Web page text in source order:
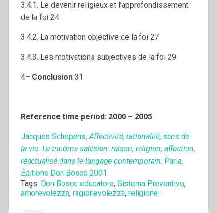
3.4.1. Le devenir reIigieux et l’approfondissement
de la foi 24
3.4.2. La motivation objective de la foi 27
3.4.3. Les motivations subjectives de la foi 29
4– Conclusion 31
Reference time period: 2000 – 2005
Jacques Schepens,Affectivité, rationalité, sens de
la vie. Le trinôme salésien: raison, religion, affection,
réactualisé dans le langage contemporain, Paria,
Éditions Don Bosco 2001.
Tags: Don Bosco educatore, Sistema Preventivo,
amorevolezza, ragionevolezza, religione